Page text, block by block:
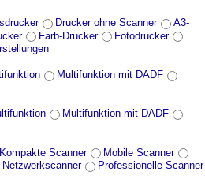
Drucker ohne Scanner
A3-
Farb-Drucker
Fotodrucker
Multifunktion mit DADF
Multifunktion mit DADF
Kompakte Scanner
Mobile Scanner
Netzwerkscanner
Professionelle Scanner